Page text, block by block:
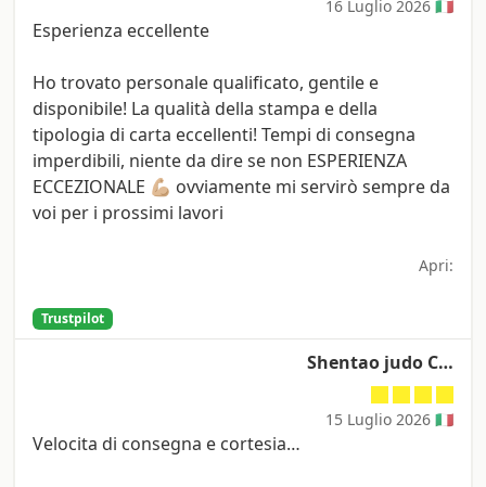
16 Luglio 2026 🇮🇹
Esperienza eccellente
Ho trovato personale qualificato, gentile e
disponibile! La qualità della stampa e della
tipologia di carta eccellenti! Tempi di consegna
imperdibili, niente da dire se non ESPERIENZA
ECCEZIONALE 💪🏼 ovviamente mi servirò sempre da
voi per i prossimi lavori
Apri:
Trustpilot
Shentao judo C…
15 Luglio 2026 🇮🇹
Velocita di consegna e cortesia…